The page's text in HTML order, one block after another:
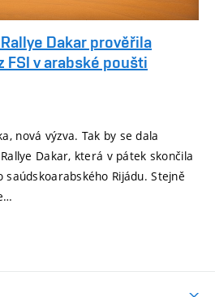
Dakar prověřila
FSI v arabské poušti
nová výzva. Tak by se dala
Dakar, která v pátek skončila
Rijádu. Stejně